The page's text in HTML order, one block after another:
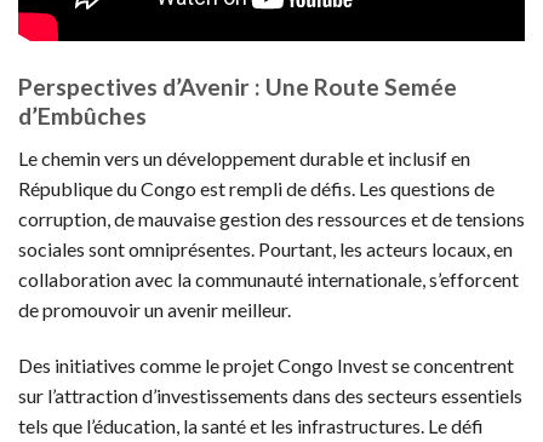
Perspectives d’Avenir : Une Route Semée
d’Embûches
Le chemin vers un développement durable et inclusif en
République du Congo est rempli de défis. Les questions de
corruption, de mauvaise gestion des ressources et de tensions
sociales sont omniprésentes. Pourtant, les acteurs locaux, en
collaboration avec la communauté internationale, s’efforcent
de promouvoir un avenir meilleur.
Des initiatives comme le projet Congo Invest se concentrent
sur l’attraction d’investissements dans des secteurs essentiels
tels que l’éducation, la santé et les infrastructures. Le défi